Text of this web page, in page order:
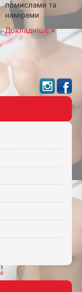
помислами та
намірами.
Докладніше »